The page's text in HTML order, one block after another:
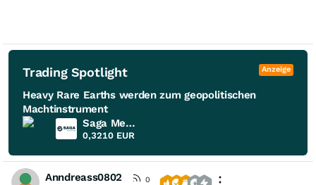
Trading Spotlight Anzeige
Heavy Rare Earths werden zum geopolitischen
Machtinstrument
Saga Metals
0,3210 EUR
Anndreass0802
0